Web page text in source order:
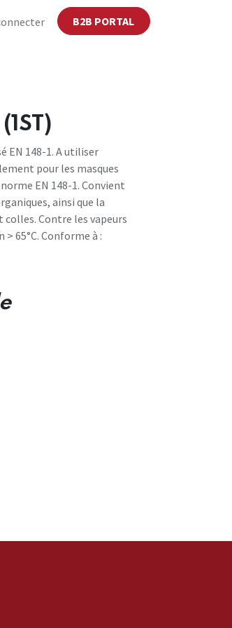
B2B PORTAL
EN 148-1. A utiliser
pour les masques
EN 148-1. Convient
ainsi que la
Contre les vapeurs
65°C. Conforme à :